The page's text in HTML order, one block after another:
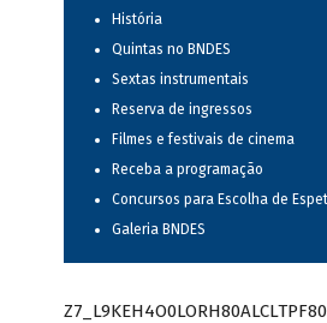
História
Quintas no BNDES
Sextas instrumentais
Reserva de ingressos
Filmes e festivais de cinema
Receba a programação
Concursos para Escolha de
Galeria BNDES